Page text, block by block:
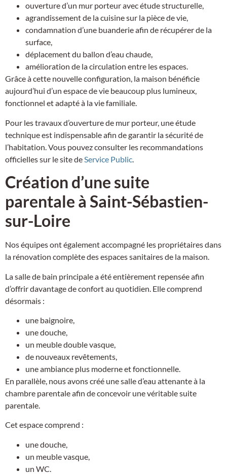
ouverture d’un mur porteur avec étude structurelle,
agrandissement de la cuisine sur la pièce de vie,
condamnation d’une buanderie afin de récupérer de la
surface,
déplacement du ballon d’eau chaude,
amélioration de la circulation entre les espaces.
Grâce à cette nouvelle configuration, la maison bénéficie
aujourd’hui d’un espace de vie beaucoup plus lumineux,
fonctionnel et adapté à la vie familiale.
Pour les travaux d’ouverture de mur porteur, une étude
technique est indispensable afin de garantir la sécurité de
l’habitation. Vous pouvez consulter les recommandations
officielles sur le site de Service Public
Création d’une suite
parentale à Saint-Sébastien-
sur-Loire
Nos équipes ont également accompagné les propriétaires dans
la rénovation complète des espaces sanitaires de la maison.
La salle de bain principale a été entièrement repensée afin
d’offrir davantage de confort au quotidien. Elle comprend
désormais :
une baignoire,
une douche,
un meuble double vasque,
de nouveaux revêtements,
une ambiance plus moderne et fonctionnelle.
En parallèle, nous avons créé une salle d’eau attenante à la
chambre parentale afin de concevoir une véritable suite
parentale.
Cet espace comprend :
une douche,
un meuble vasque,
un WC.